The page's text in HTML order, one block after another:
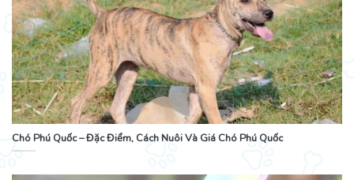
Chó Phú Quốc – Đặc Điểm, Cách Nuôi Và Giá Chó Phú Quốc